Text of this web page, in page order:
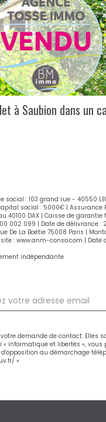
À vendre : Chalet à Saubion dans un cadre exceptionnel à 7 km de l'océan
social : 103 grand rue - 40550
social : 5000€ | Assurance
DAX | Caisse de
002 099 | Date de délivrance
De La Boëtie 75008 Paris |
: www.anm-conso.com | Date
indépendante
demande de contact.
et libertés »,
au démarchage
»